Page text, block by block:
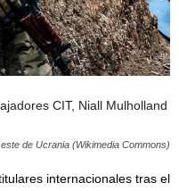
CIT, Niall Mulholland
de Ucrania (Wikimedia Commons)
internacionales tras el